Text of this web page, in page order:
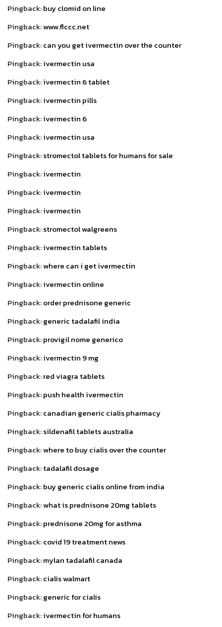
Pingback:buy clomid on line
Pingback:www.flccc.net
Pingback:can you get ivermectin over the counter
Pingback:ivermectin usa
Pingback:ivermectin 6 tablet
Pingback:ivermectin pills
Pingback:ivermectin 6
Pingback:ivermectin usa
Pingback:stromectol tablets for humans for sale
Pingback:ivermectin
Pingback:ivermectin
Pingback:ivermectin
Pingback:stromectol walgreens
Pingback:ivermectin tablets
Pingback:where can i get ivermectin
Pingback:ivermectin online
Pingback:order prednisone generic
Pingback:generic tadalafil india
Pingback:provigil nome generico
Pingback:ivermectin 9 mg
Pingback:red viagra tablets
Pingback:push health ivermectin
Pingback:canadian generic cialis pharmacy
Pingback:sildenafil tablets australia
Pingback:where to buy cialis over the counter
Pingback:tadalafil dosage
Pingback:buy generic cialis online from india
Pingback:what is prednisone 20mg tablets
Pingback:prednisone 20mg for asthma
Pingback:covid 19 treatment news
Pingback:mylan tadalafil canada
Pingback:cialis walmart
Pingback:generic for cialis
Pingback:ivermectin for humans